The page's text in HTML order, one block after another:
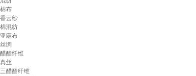
棉布
香云纱
棉混纺
亚麻布
丝绸
醋酯纤维
真丝
三醋酯纤维